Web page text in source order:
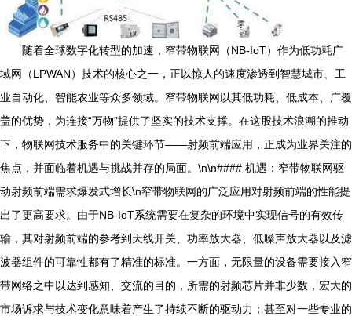
随着全球数字化转型的加速，窄带物联网（NB-IoT）作为低功耗广
域网（LPWAN）技术的核心之一，正以惊人的速度渗透到智慧城市、工
业自动化、智能农业等众多领域。窄带物联网以其低功耗、低成本、广覆
盖的优势，为连接“万物”提供了坚实的技术支撑。在这股技术浪潮的推动
下，物联网技术服务中的关键环节——射频前端应用，正成为业界关注的
焦点，并面临着机遇与挑战并存的局面。\n\n#### 机遇：窄带物联网驱
动射频前端需求爆发式增长\n窄带物联网的广泛应用对射频前端的性能提
出了更高要求。由于NB-IoT系统需要在复杂的环境中实现信号的有效传
输，其对射频前端的参考到天线开关、功率放大器、低噪声放大器以及滤
波器组件的可靠性都有了精准的标准。一方面，无限量的设备需要接入窄
带网络之中以达到感知、交流的目的，所需的射频芯片并非少数，宏大的
市场诉求与技术变化意味着产生了持续不断的驱动力；甚至对一些专业的